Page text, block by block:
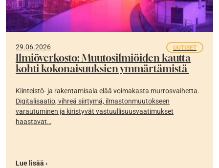
29.06.2026 UUTISET
Ilmiöverkosto: Muutosilmiöiden kautta
kohti kokonaisuuksien ymmärtämistä
Kiinteistö- ja rakentamisala elää voimakasta murrosvaihetta.
Digitalisaatio, vihreä siirtymä, ilmastonmuutokseen
varautuminen ja kiristyvät vastuullisuusvaatimukset
haastavat…
Lue lisää ›